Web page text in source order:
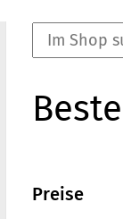
Preise